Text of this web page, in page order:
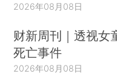
2026年08月08日
财新周刊｜透视女
死亡事件
2026年08月08日